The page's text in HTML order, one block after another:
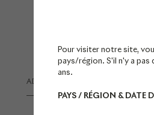
Pour visiter notre site,
pays/région. S'il n'y a pas
ans.
PAYS / RÉGION & DATE